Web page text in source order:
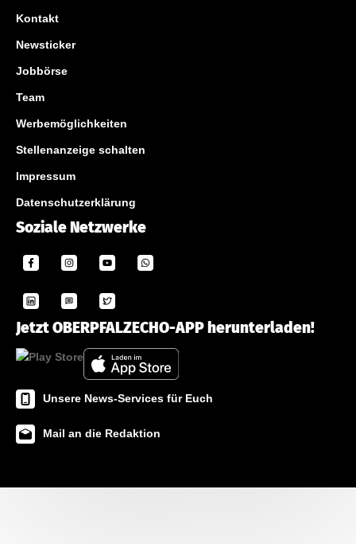
Kontakt
Newsticker
Jobbörse
Team
Werbemöglichkeiten
Stellenanzeige schalten
Impressum
Datenschutzerklärung
Soziale Netzwerke
Jetzt OBERPFALZECHO-APP herunterladen!
Unsere News-Services für Euch
Mail an die Redaktion